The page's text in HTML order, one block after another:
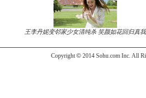
王李丹妮变邻家少女清纯杀 笑颜如花回归真我
Copyright © 2014 Sohu.com Inc. All